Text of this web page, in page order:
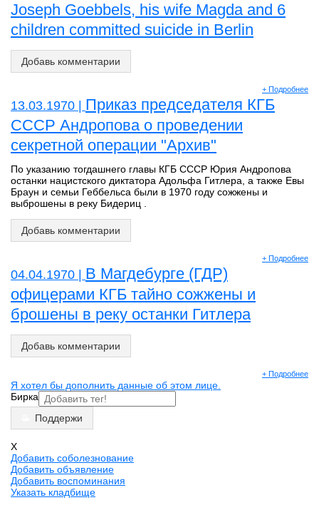
Joseph Goebbels, his wife Magda and 6
children committed suicide in Berlin
Добавь комментарии
+ Подробнее
13.03.1970 | Приказ председателя КГБ
СССР Андропова о проведении
секретной операции "Архив"
По указанию тогдашнего главы КГБ СССР Юрия Андропова
останки нацистского диктатора Адольфа Гитлера, а также Евы
Браун и семьи Геббельса были в 1970 году сожжены и
выброшены в реку Бидериц .
Добавь комментарии
+ Подробнее
04.04.1970 | В Магдебурге (ГДР)
офицерами КГБ тайно сожжены и
брошены в реку останки Гитлера
Добавь комментарии
+ Подробнее
Я хотел бы дополнить данные об этом лице.
Бирка
Поддержи
X
Добавить соболезнование
Добавить объявление
Добавить воспоминания
Указать кладбище